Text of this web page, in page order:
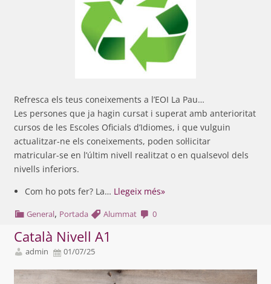
Refresca els teus coneixements a l’EOI La Pau…
Les persones que ja hagin cursat i superat amb anterioritat
cursos de les Escoles Oficials d’Idiomes, i que vulguin
actualitzar-ne els coneixements, poden sol·licitar
matricular-se en l’últim nivell realitzat o en qualsevol dels
nivells inferiors.
Com ho pots fer? La… Llegeix més»
General, Portada Alummat 0
Català Nivell A1
admin 01/07/25